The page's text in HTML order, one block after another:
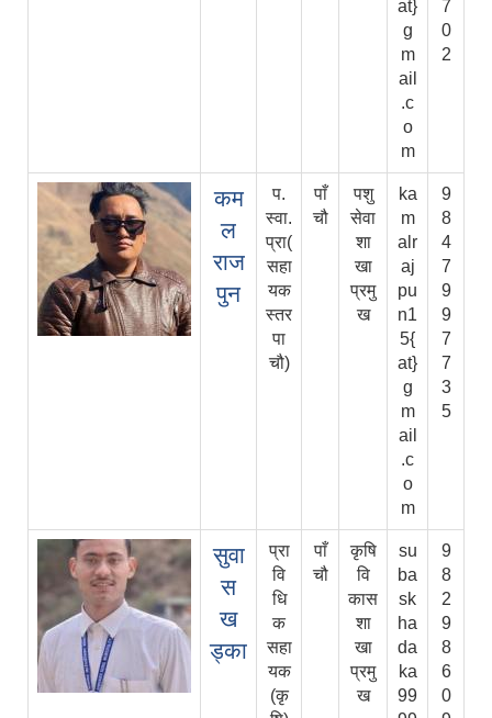
at}
g
m
ail
.c
o
m
7
0
2
कम
ल
राज
पुन
प.
स्वा.
प्रा(
सहा
यक
स्तर
पा
चौ)
पाँ
चौ
पशु
सेवा
शा
खा
प्रमु
ख
ka
m
alr
aj
pu
n1
5{
at}
g
m
ail
.c
o
m
9
8
4
7
9
9
7
7
3
5
सुवा
स
ख
ड्का
प्रा
वि
धि
क
सहा
यक
(कृ
पाँ
चौ
कृषि
वि
कास
शा
खा
प्रमु
ख
su
ba
sk
ha
da
ka
99
9
8
2
9
8
6
0